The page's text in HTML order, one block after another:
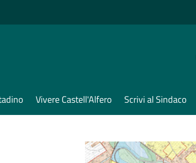
Vivere Castell'Alfero Scrivi al Sindaco